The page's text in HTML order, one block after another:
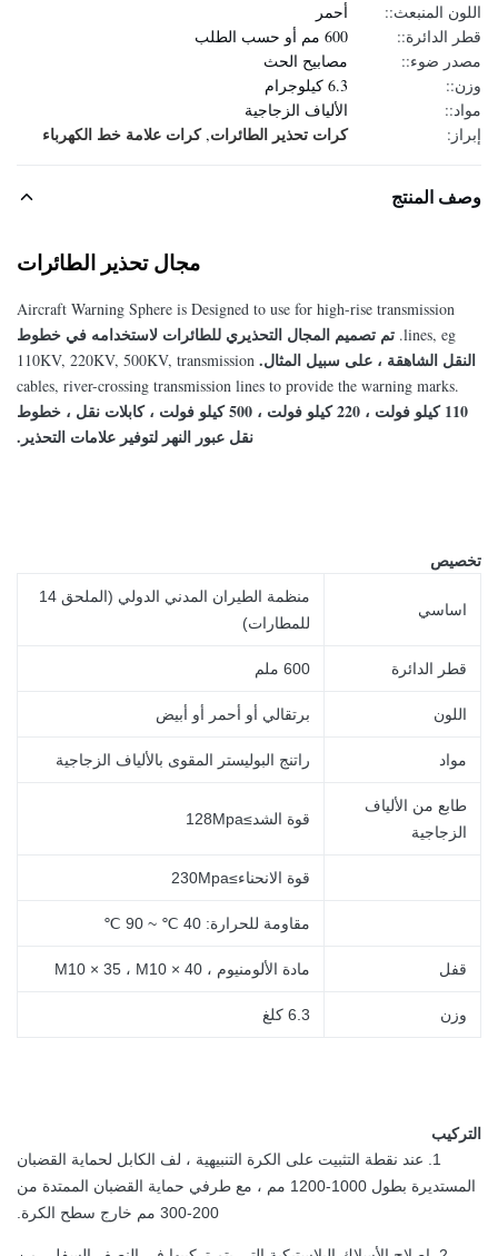
اللون المنبعث::
أحمر
قطر الدائرة::
600 مم أو حسب الطلب
مصدر ضوء::
مصابيح الحث
وزن::
6.3 كيلوجرام
مواد::
الألياف الزجاجية
إبراز:
كرات تحذير الطائرات,كرات علامة خط الكهرباء
وصف المنتج
مجال تحذير الطائرات
Aircraft Warning Sphere is Designed to use for high-rise transmission
lines, eg. تم تصميم المجال التحذيري للطائرات لاستخدامه في خطوط
النقل الشاهقة ، على سبيل المثال. 110KV, 220KV, 500KV, transmission
cables, river-crossing transmission lines to provide the warning marks.
110 كيلو فولت ، 220 كيلو فولت ، 500 كيلو فولت ، كابلات نقل ، خطوط
نقل عبور النهر لتوفير علامات التحذير.
تخصيص
اساسي
منظمة الطيران المدني الدولي (الملحق 14
للمطارات)
قطر الدائرة 600 ملم
اللون برتقالي أو أحمر أو أبيض
مواد راتنج البوليستر المقوى بالألياف الزجاجية
طابع من الألياف
الزجاجية
قوة الشد≥128Mpa
قوة الانحناء≥230Mpa
مقاومة للحرارة: 40 ℃ ~ 90 ℃
قفل مادة الألومنيوم ، M10 × 35 ، M10 × 40
وزن 6.3 كلغ
التركيب
1. عند نقطة التثبيت على الكرة التنبيهية ، لف الكابل لحماية القضبان
المستديرة بطول 1000-1200 مم ، مع طرفي حماية القضبان الممتدة من
200-300 مم خارج سطح الكرة.